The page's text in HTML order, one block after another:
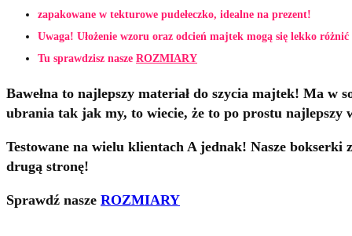
zapakowane w tekturowe pudełeczko, idealne na prezent!
Uwaga! Ułożenie wzoru oraz odcień majtek mogą się lekko
Tu sprawdzisz nasze ROZMIARY
Bawełna to najlepszy materiał do szycia majtek! Ma w
ubrania tak jak my, to wiecie, że to po prostu najlepszy
Testowane na wielu klientach A jednak! Nasze
drugą stronę!
Sprawdź nasze ROZMIARY